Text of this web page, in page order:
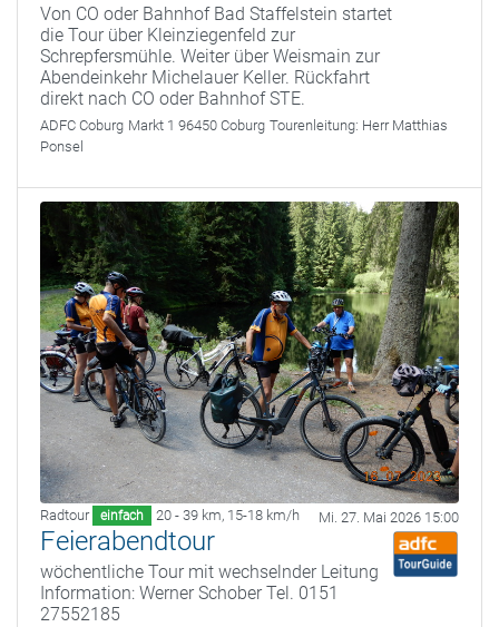
Von CO oder Bahnhof Bad Staffelstein startet
die Tour über Kleinziegenfeld zur
Schrepfersmühle. Weiter über Weismain zur
Abendeinkehr Michelauer Keller. Rückfahrt
direkt nach CO oder Bahnhof STE.
ADFC Coburg Markt 1 96450 Coburg Tourenleitung: Herr Matthias
Ponsel
Radtour einfach 20 - 39 km, 15-18 km/h Mi. 27. Mai 2026 15:00
Feierabendtour
wöchentliche Tour mit wechselnder Leitung
Information: Werner Schober Tel. 0151
27552185